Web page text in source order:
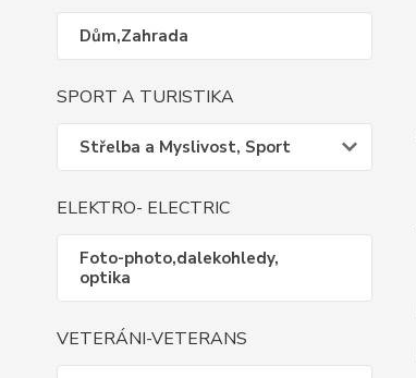
Dům,Zahrada
SPORT A TURISTIKA
Střelba a Myslivost, Sport
ELEKTRO- ELECTRIC
Foto-photo,dalekohledy,
optika
VETERÁNI-VETERANS